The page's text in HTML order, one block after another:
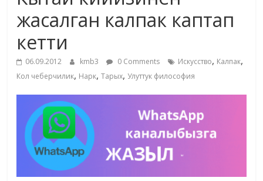
жана
адабияты
жасалган калпак каптап
кетти
06.09.2012 kmb3 0 Comments Искусство, Калпак,
Кол чеберчилик, Нарк,Тарых, Улуттук философия